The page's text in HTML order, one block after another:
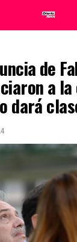
de
a
dará